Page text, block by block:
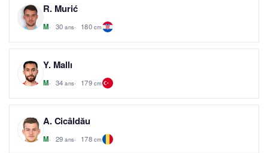
R. Murić
M 30 ans 180 cm
Y. Mallı
M 34 ans 179 cm
A. Cicâldău
M 29 ans 178 cm